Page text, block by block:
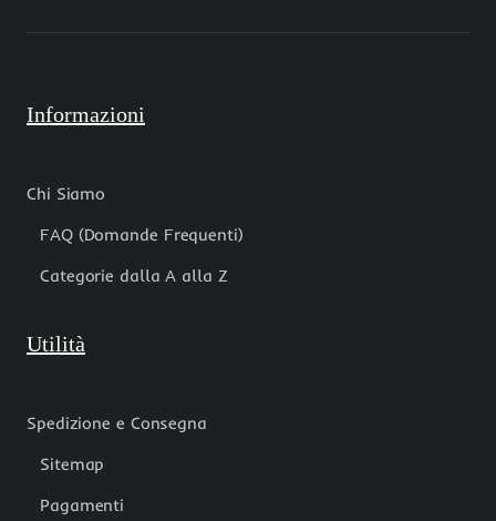
Informazioni
Chi Siamo
FAQ (Domande Frequenti)
Categorie dalla A alla Z
Utilità
Spedizione e Consegna
Sitemap
Pagamenti